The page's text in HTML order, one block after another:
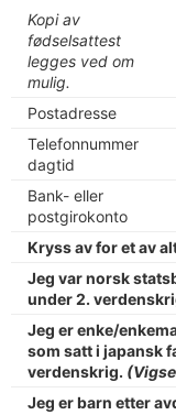
Kopi av
fødselsattest
legges ved om
mulig.
Postadresse
Telefonnummer
dagtid
Bank- eller
postgirokonto
Kryss av for et av
Jeg var norsk
under 2.
Jeg er enke/
som satt i japansk
verdenskrig.
Jeg er barn etter